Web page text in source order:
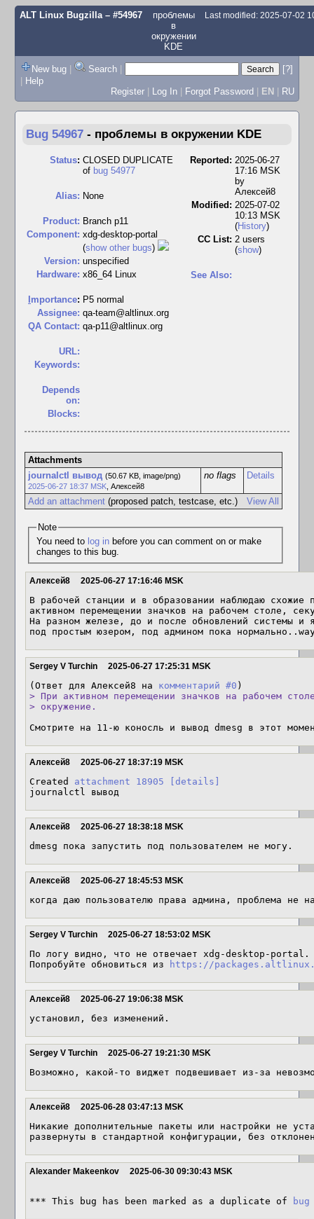
ALT Linux Bugzilla– #54967
проблемы
в
окружении
KDE
Last modified: 2025-07-02
New bug | Search |
[?]
| Help
Register | Log In | Forgot Password | EN | RU
Bug 54967 - проблемы в окружении KDE
Status: CLOSED DUPLICATE
of bug 54977
Alias: None
Product: Branch p11
Component: xdg-desktop-portal
(show other bugs)
Version: unspecified
Hardware: x86_64 Linux
mportance: P5 normal
Assignee: qa-team@altlinux.org
QA Contact: qa-p11@altlinux.org
URL:
Keywords:
Depends
on:
Blocks:
Reported: 2025-06-27
17:16 MSK
by
Алексей8
Modified: 2025-07-02
10:13 MSK
(History)
CC List: 2 users
(show)
See Also:
Attachments
journalctl вывод (50.67 KB, image/png)
2025-06-27 18:37 MSK, Алексей8
no flags Details
View All
Add an attachment(proposed patch, testcase, etc.)
Note
You need to log inbefore you can comment on or make
changes to this bug.
Алексей8 2025-06-27 17:16:46 MSK
В рабочей станции и в образовании наблюдаю схожие
активном перемещении значков на рабочем столе,
На разном железе, до и после обновлений системы и
под простым юзером, под админом пока
Sergey V Turchin 2025-06-27 17:25:31 MSK
(Ответ для Алексей8 на комментарий #0
> При активном перемещении значков на рабочем
> окружение.
Смотрите на 11-ю коносль и вывод dmesg в этот
Алексей8 2025-06-27 18:37:19 MSK
Created attachment 18905
[details]
journalctl вывод
Алексей8 2025-06-27 18:38:18 MSK
dmesg пока запустить под пользователем не могу.
Алексей8 2025-06-27 18:45:53 MSK
когда даю пользователю права админа, проблема не
Sergey V Turchin 2025-06-27 18:53:02 MSK
По логу видно, что не отвечает xdg-desktop-portal.
Попробуйте обновиться из
https://
Алексей8 2025-06-27 19:06:38 MSK
установил, без изменений.
Sergey V Turchin 2025-06-27 19:21:30 MSK
Возможно, какой-то виджет подвешивает из-за
Алексей8 2025-06-28 03:47:13 MSK
Никакие дополнительные пакеты или настройки не
развернуты в стандартной конфигурации, без
Alexander Makeenkov 2025-06-30 09:30:43 MSK
*** This bug has been marked as a duplicate of bug